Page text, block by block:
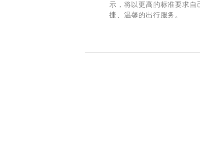
示，将以更高的标准要求自
捷、温馨的出行服务。